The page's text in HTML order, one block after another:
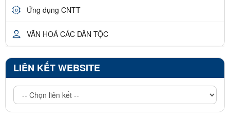
Ứng dụng CNTT
VĂN HOÁ CÁC DÂN TỘC
LIÊN KẾT WEBSITE